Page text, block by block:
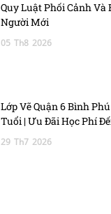
Quy Luật Phối Cảnh Và
Người Mới
05 Th8 2026
Lớp Vẽ Quận 6 Bình
Tuổi | Ưu Đãi Học Phí
29 Th7 2026